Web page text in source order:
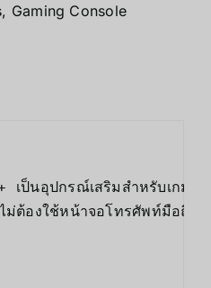
, Gaming Console
เป็นอุปกรณ์เสริมสำหรับเกม
ต้องใช้หน้าจอโทรศัพท์มือถือ